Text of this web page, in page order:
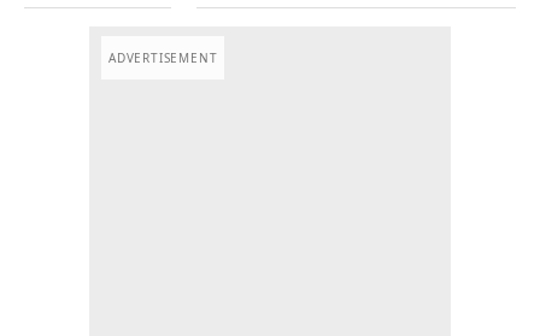
ADVERTISEMENT